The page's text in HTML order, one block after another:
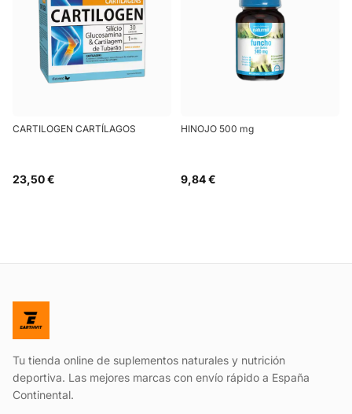
CARTILOGEN CARTÍLAGOS
23,50 €
HINOJO 500 mg
9,84 €
Tu tienda online de suplementos naturales y nutrición
deportiva. Las mejores marcas con envío rápido a España
Continental.